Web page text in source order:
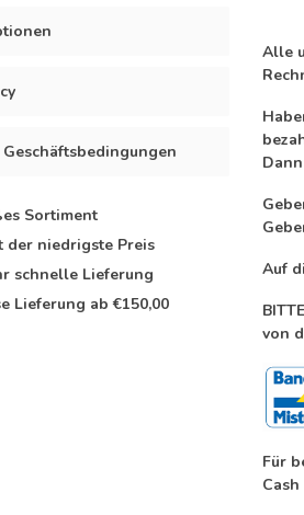
Sortiment
der niedrigste Preis
schnelle Lieferung
Lieferung ab €150,00
Alle
Auf
von
Für